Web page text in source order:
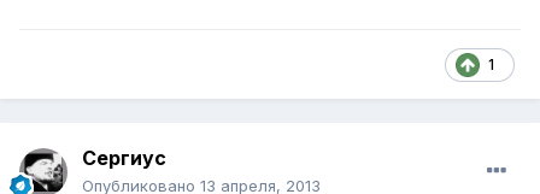
1
Сергиус
Опубликовано 13 апреля, 2013